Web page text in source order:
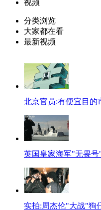
视频
分类浏览
大家都在看
最新视频
北京官员:有便宜目的
英国皇家海军"无畏
实拍:周杰伦"大战"狗